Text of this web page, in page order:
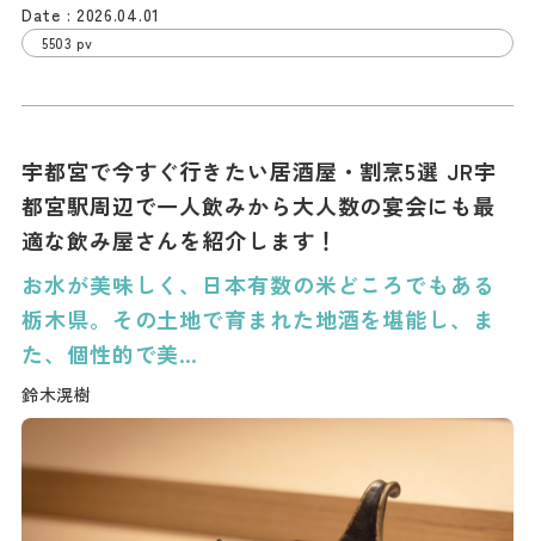
2026.04.01
5503 pv
宇都宮で今すぐ行きたい居酒屋・割烹5選 JR宇
都宮駅周辺で一人飲みから大人数の宴会にも最
適な飲み屋さんを紹介します！
お水が美味しく、日本有数の米どころでもある
栃木県。その土地で育まれた地酒を堪能し、ま
た、個性的で美…
鈴木滉樹